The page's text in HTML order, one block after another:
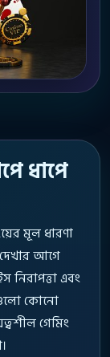
ধাপে
মূল ধারণা
আগে
এবং
কোনো
গেমিং